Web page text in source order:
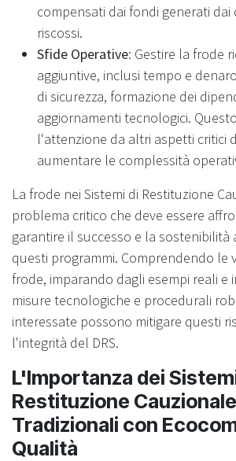
compensati dai fondi generati dai
riscossi.
Sfide Operative: Gestire la frode
aggiuntive, inclusi tempo e
di sicurezza, formazione dei
aggiornamenti tecnologici.
l'attenzione da altri aspetti critici
aumentare le complessità
La frode nei Sistemi di Restituzione
problema critico che deve essere
garantire il successo e la sostenibilità
questi programmi. Comprendendo le
frode, imparando dagli esempi reali e
misure tecnologiche e procedurali
interessate possono mitigare questi
l'integrità del DRS.
L'Importanza dei
Restituzione Cauzionale
Tradizionali con
Qualità